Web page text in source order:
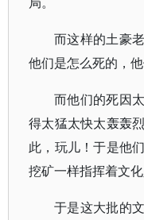
而这样的土豪
他们是怎么死的，
而他们的死因
得太猛太快太轰轰
此，玩儿！于是他
挖矿一样指挥着文化
于是这大批的